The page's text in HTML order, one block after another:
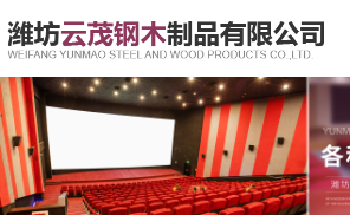
综合首页 公司介绍 产品展示 新闻动态 案例展示